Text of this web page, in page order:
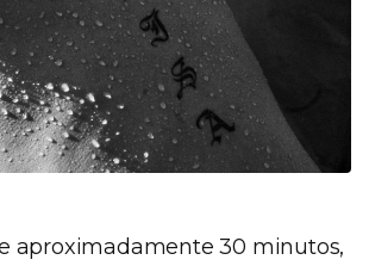
aproximadamente 30 minutos,